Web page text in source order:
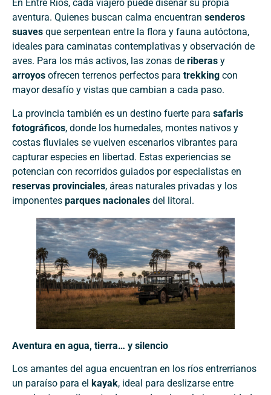
En Entre Ríos, cada viajero puede diseñar su propia
aventura. Quienes buscan calma encuentran senderos
suaves que serpentean entre la flora y fauna autóctona,
ideales para caminatas contemplativas y observación de
aves. Para los más activos, las zonas de riberas y
arroyos ofrecen terrenos perfectos para trekking con
mayor desafío y vistas que cambian a cada paso.
La provincia también es un destino fuerte para safaris
fotográficos, donde los humedales, montes nativos y
costas fluviales se vuelven escenarios vibrantes para
capturar especies en libertad. Estas experiencias se
potencian con recorridos guiados por especialistas en
reservas provinciales, áreas naturales privadas y los
imponentes parques nacionales del litoral.
Aventura en agua, tierra… y silencio
Los amantes del agua encuentran en los ríos entrerrianos
un paraíso para el kayak, ideal para deslizarse entre